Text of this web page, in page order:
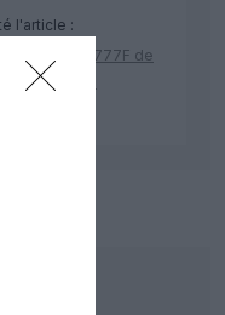
l'article :
: le Boeing 777F de
l’Écosse à